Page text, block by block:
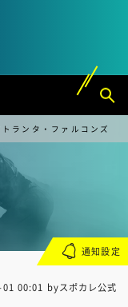
ランタ・ファルコンズ
00:01 byスポカレ公式
通知設定